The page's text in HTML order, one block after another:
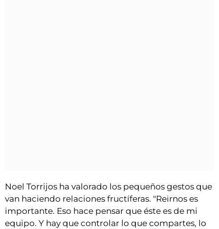
Noel Torrijos ha valorado los pequeños gestos que
van haciendo relaciones fructíferas. "Reirnos es
importante. Eso hace pensar que éste es de mi
equipo. Y hay que controlar lo que compartes, lo